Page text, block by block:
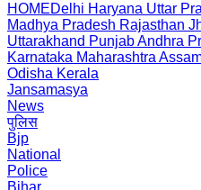
HOMEDelhi Haryana Uttar
Madhya Pradesh Rajasthan
Uttarakhand PunjabAndhra
Karnataka Maharashtra
Odisha Kerala
Jansamasya
News
पुलिस
Bjp
National
Police
Bihar